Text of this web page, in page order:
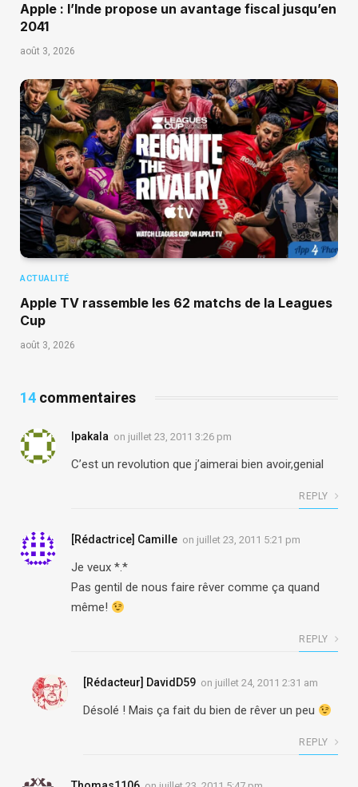
Apple : l’Inde propose un avantage fiscal jusqu’en
2041
août 3, 2026
ACTUALITÉ
Apple TV rassemble les 62 matchs de la Leagues
Cup
août 3, 2026
14 commentaires
Ipakala on juillet 23, 2011 3:26 pm
C’est un revolution que j’aimerai bien avoir,genial
REPLY
[Rédactrice] Camille on juillet 23, 2011 5:21 pm
Je veux *.*
Pas gentil de nous faire rêver comme ça quand
même!
REPLY
[Rédacteur] DavidD59 on juillet 24, 2011 2:31 am
Désolé ! Mais ça fait du bien de rêver un peu
REPLY